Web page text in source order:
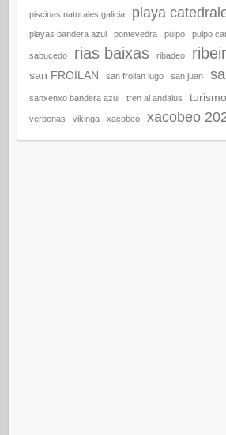
piscinas naturales galicia playa
playas bandera azul pontevedra pulpo pulpo
sabucedo rias baixas ribadeo
san FROILAN san froilan lugo san juan
sanxenxo bandera azul tren al andalus
verbenas vikinga xacobeo xacobeo